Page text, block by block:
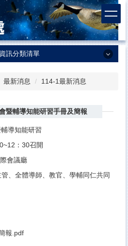
資訊分類清單
最新消息 114-1最新消息
暨輔導知能研習手冊及簡報
導知能研習
：30召開
會議廳
、全體導師、教官、學輔同仁共同
報.pdf